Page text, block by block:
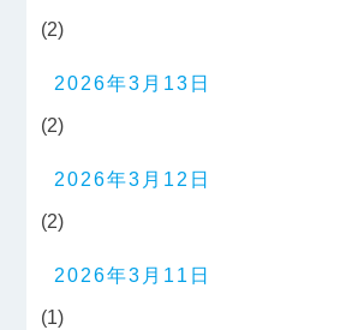
(2)
2026年3月13日
(2)
2026年3月12日
(2)
2026年3月11日
(1)